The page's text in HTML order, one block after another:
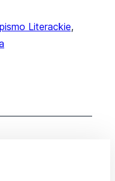
Literackie,